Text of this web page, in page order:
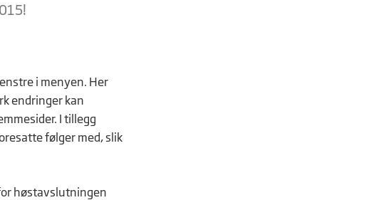
i menyen. Her
endringer kan
I tillegg
følger med, slik
høstavslutningen